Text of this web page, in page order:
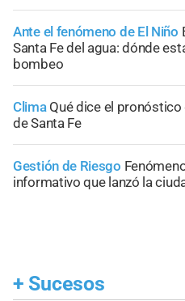
Ante el fenómeno de El Niño
Santa Fe del agua: dónde
bombeo
Clima Qué dice el
de Santa Fe
Gestión de Riesgo
informativo que lanzó la
+ Sucesos